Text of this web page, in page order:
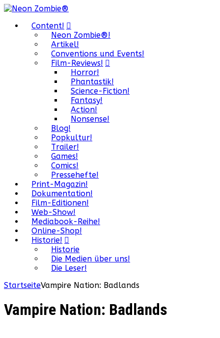
Content!
Neon Zombie®!
Artikel!
Conventions und Events!
Film-Reviews!
Horror!
Phantastik!
Science-Fiction!
Fantasy!
Action!
Nonsense!
Blog!
Popkultur!
Trailer!
Games!
Comics!
Pressehefte!
Print-Magazin!
Dokumentation!
Film-Editionen!
Web-Show!
Mediabook-Reihe!
Online-Shop!
Historie!
Historie
Die Medien über uns!
Die Leser!
StartseiteVampire Nation: Badlands
Vampire Nation: Badlands